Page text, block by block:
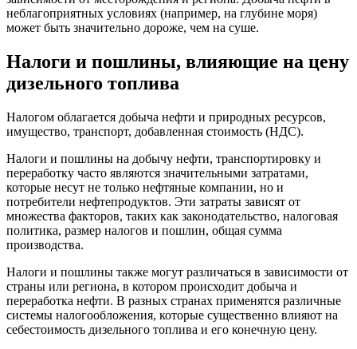
неблагоприятных условиях (например, на глубине моря)
может быть значительно дороже, чем на суше.
Налоги и пошлины, влияющие на цену
дизельного топлива
Налогом облагается добыча нефти и природных ресурсов,
имущество, транспорт, добавленная стоимость (НДС).
Налоги и пошлины на добычу нефти, транспортировку и
переработку часто являются значительными затратами,
которые несут не только нефтяные компании, но и
потребители нефтепродуктов. Эти затраты зависят от
множества факторов, таких как законодательство, налоговая
политика, размер налогов и пошлин, общая сумма
производства.
Налоги и пошлины также могут различаться в зависимости от
страны или региона, в котором происходит добыча и
переработка нефти. В разных странах применятся различные
системы налогообложения, которые существенно влияют на
себестоимость дизельного топлива и его конечную цену.